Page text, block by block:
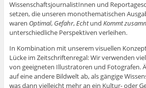
WissenschaftsjournalistInnen und
setzen, die unseren monothematischen
waren Optimal, Gefahr,Echtund Kommt
unterschiedliche Perspektiven verleihen.
In Kombination mit unserem visuellen
Lücke im Zeitschriftenregal: Wir verwenden
von geeigneten Illustratoren und Fotografen.
auf eine andere Bildwelt ab, als gängige
was dann vielleicht mehr an ein Kultur- oder